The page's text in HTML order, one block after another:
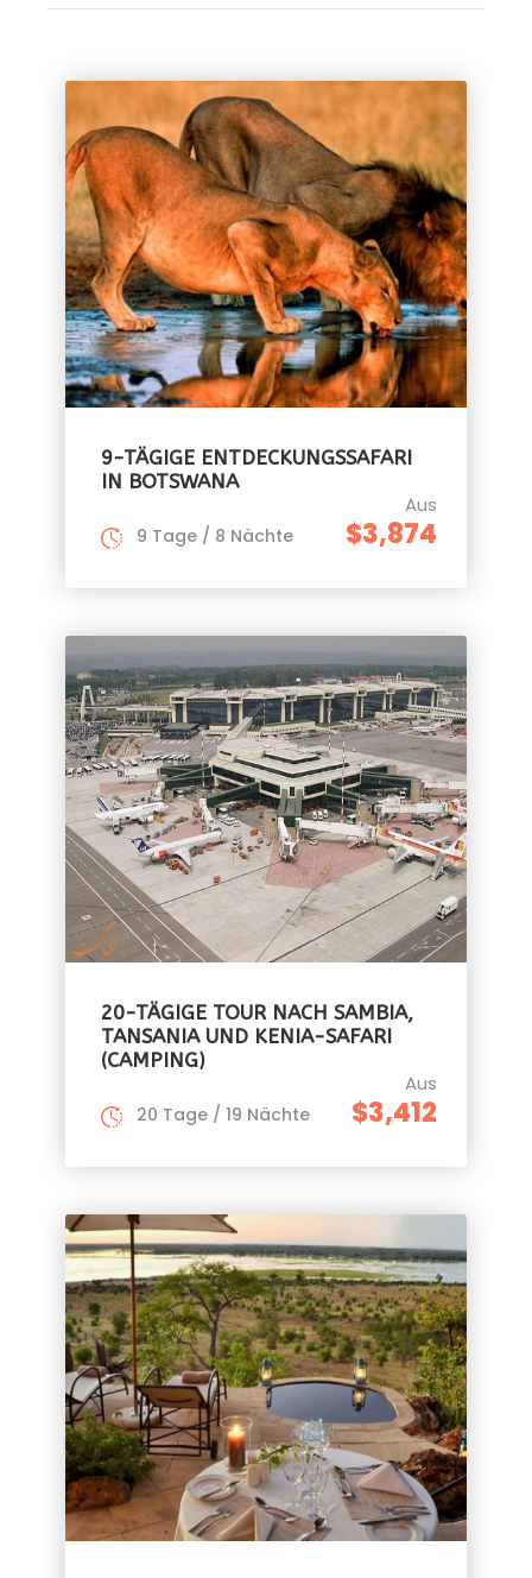
9-TÄGIGE ENTDECKUNGSSAFARI
IN BOTSWANA
Aus
$3,874
9 Tage / 8 Nächte
20-TÄGIGE TOUR NACH SAMBIA,
TANSANIA UND KENIA-SAFARI
(CAMPING)
Aus
$3,412
20 Tage / 19 Nächte